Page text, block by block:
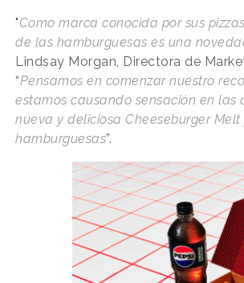
"Como marca conocida por sus
de las hamburguesas es una
Lindsay Morgan, Directora de
“Pensamos en comenzar nuestro
estamos causando sensación en las
nueva y deliciosa Cheeseburger
hamburguesas”.